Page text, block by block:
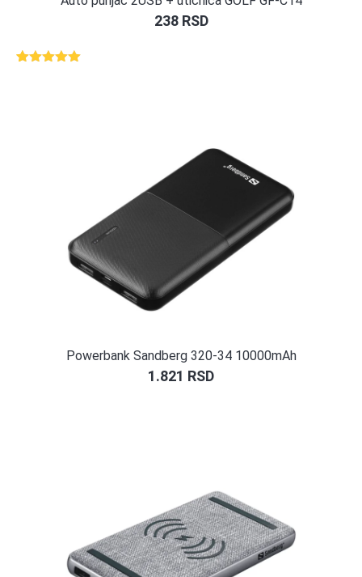
238 RSD
Powerbank Sandberg 320-34 10000mAh
1.821 RSD